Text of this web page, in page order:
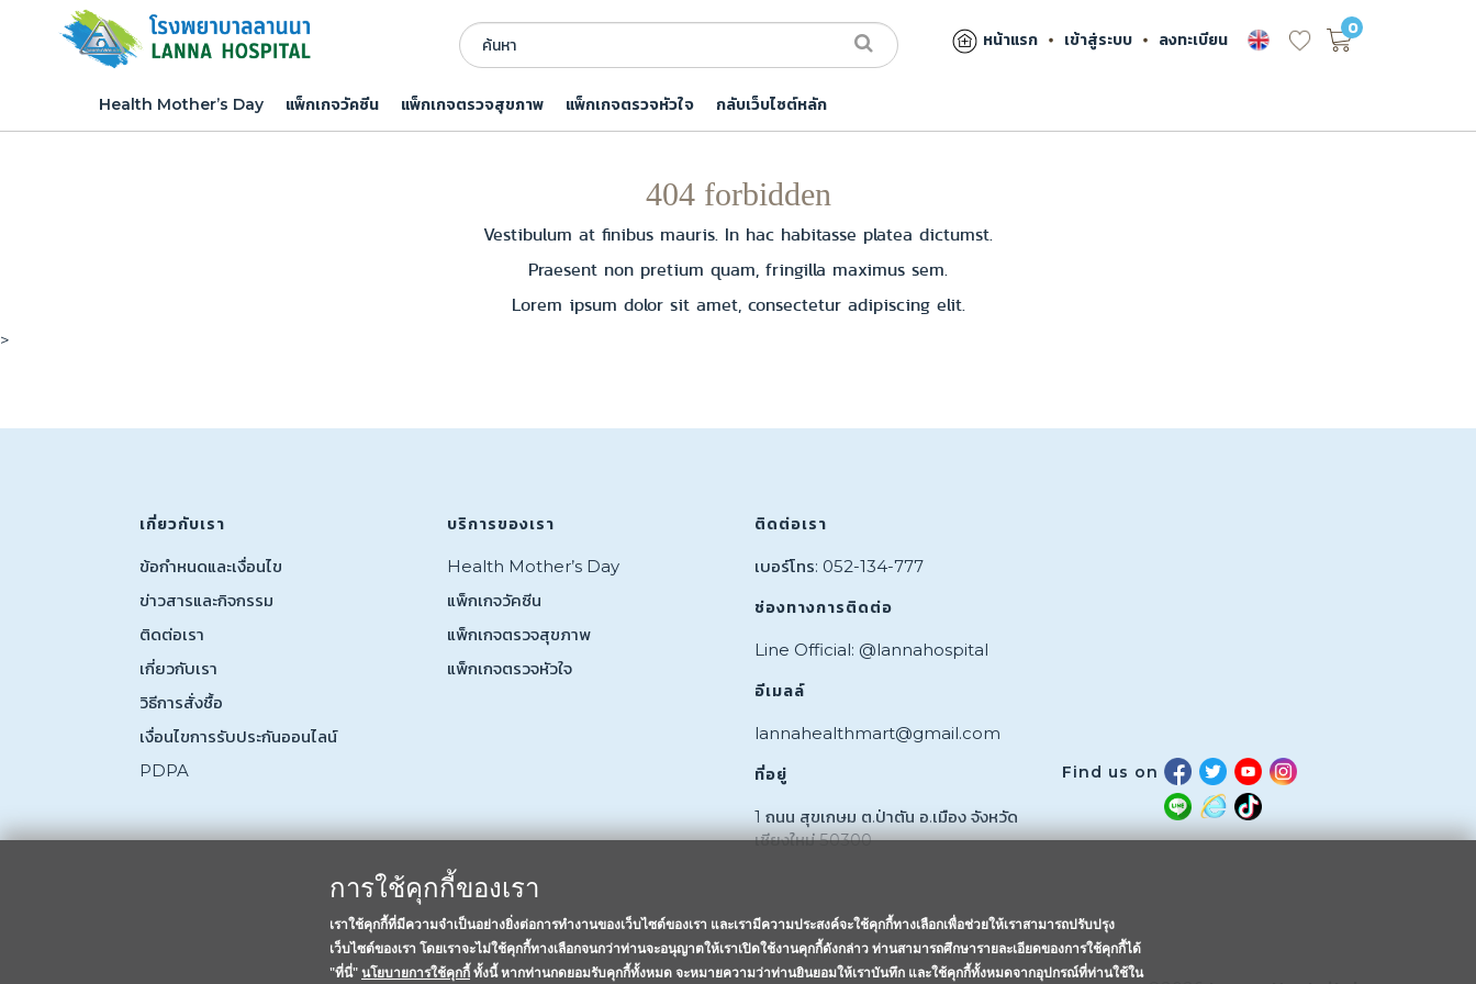
หน้าแรก เข้าสู่ระบบ ลงทะเบียน
0
Health Mother’s Day แพ็กเกจวัคซีน แพ็กเกจตรวจสุขภาพ แพ็กเกจตรวจหัวใจ กลับเว็บไซต์หลัก
404 forbidden
Vestibulum at finibus mauris. In hac habitasse platea dictumst.
Praesent non pretium quam, fringilla maximus sem.
Lorem ipsum dolor sit amet, consectetur adipiscing elit.
>
เกี่ยวกับเรา
ข้อกำหนดและเงื่อนไข
ข่าวสารและกิจกรรม
ติดต่อเรา
เกี่ยวกับเรา
วิธีการสั่งชื้อ
เงื่อนไขการรับประกันออนไลน์
PDPA
บริการของเรา
Health Mother’s Day
แพ็กเกจวัคซีน
แพ็กเกจตรวจสุขภาพ
แพ็กเกจตรวจหัวใจ
ติดต่อเรา
เบอร์โทร: 052-134-777
ช่องทางการติดต่อ
Line Official: @lannahospital
อีเมลล์
lannahealthmart@gmail.com
ที่อยู่
1 ถนน สุขเกษม ต.ป่าตัน อ.เมือง จังหวัด
เชียงใหม่ 50300
Find us on
การใช้คุกกี้ของเรา
เราใช้คุกกี้ที่มีความจำเป็นอย่างยิ่งต่อการทำงานของเว็บไซต์ของเรา และเรามีความประสงค์จะใช้คุกกี้ทางเลือกเพื่อช่วยให้เราสามารถปรับปรุง
เว็บไซต์ของเรา โดยเราจะไม่ใช้คุกกี้ทางเลือกจนกว่าท่านจะอนุญาตให้เราเปิดใช้งานคุกกี้ดังกล่าว ท่านสามารถศึกษารายละเอียดของการใช้คุกกี้ได้
"ที่นี่"นโยบายการใช้คุกกี้ทั้งนี้ หากท่านกดยอมรับคุกกี้ทั้งหมด จะหมายความว่าท่านยินยอมให้เราบันทึก และใช้คุกกี้ทั้งหมดจากอุปกรณ์ที่ท่านใช้ใน